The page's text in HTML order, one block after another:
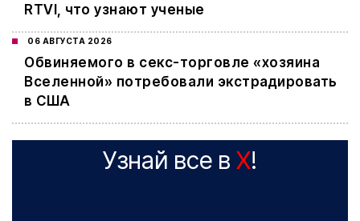
RTVI, что узнают ученые
06 АВГУСТА 2026
Обвиняемого в секс-торговле «хозяина
Вселенной» потребовали экстрадировать
в США
Узнай все в X!